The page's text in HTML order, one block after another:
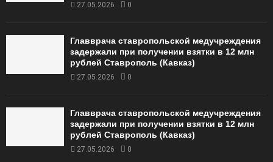
27.05.2026 0
Главврача ставропольской медучреждения
задержали при получении взятки в 12 млн
рублей Ставрополь (Кавказ)
27.05.2026 0
Главврача ставропольской медучреждения
задержали при получении взятки в 12 млн
рублей Ставрополь (Кавказ)
27.05.2026 0